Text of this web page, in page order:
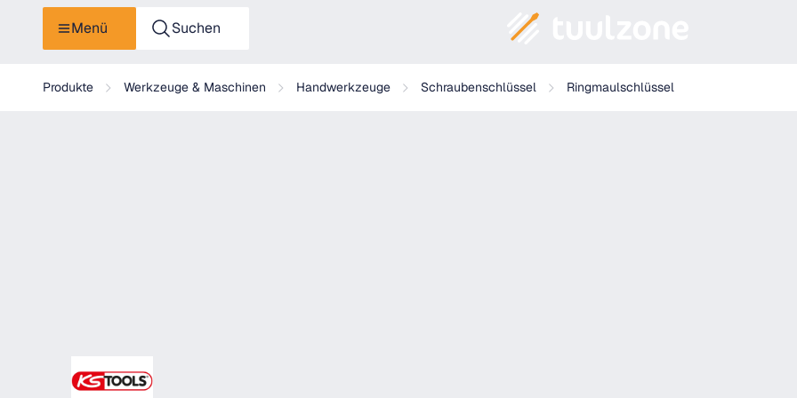
Menü Suchen
Produkte Werkzeuge & Maschinen Handwerkzeuge Schraubenschlüssel Ringmaulschlüssel
KS Tools CHROMEplus Ringmaulschlüssel, abgewinkelt